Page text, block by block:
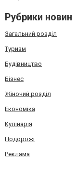
Рубрики новин
Загальний розділ
Туризм
Будівництво
Бізнес
Жіночий розділ
Економіка
Кулінарія
Подорожі
Реклама